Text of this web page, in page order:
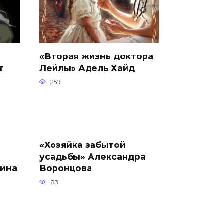
«Вторая жизнь доктора
Лейлы» Адель Хайд
259
«Хозяйка забытой
усадьбы» Александра
Воронцова
83